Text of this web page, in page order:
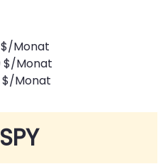
$/Monat
$/Monat
$/Monat